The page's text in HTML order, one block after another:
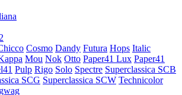
Cosmo Dandy Futura Hops Italic
Mou Nok Otto Paper41 Lux Paper41
Pulp Rigo Solo Spectre Superclassica SCB
SCG Superclassica SCW Technicolor